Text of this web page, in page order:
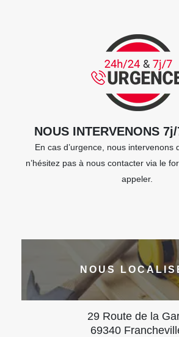
NOUS INTERVENONS
En cas d’urgence, nous intervenons
n’hésitez pas à nous contacter via le
appeler.
NOUS
29 Route de la
69340